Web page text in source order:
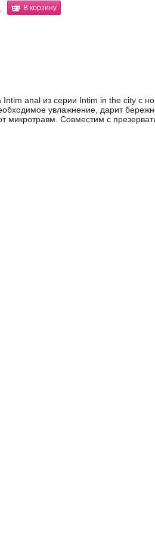
В корзину
Intim anal из серии Intim in the city с
увлажнение, дарит
микротравм. Совместим с